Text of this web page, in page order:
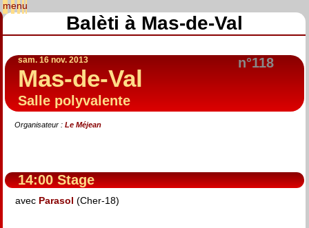
Balèti à Mas-de-Val
n°118
sam. 16 nov. 2013
Mas-de-Val
Salle polyvalente
Organisateur : Le Méjean
14:00 Stage
avec Parasol (Cher-18)